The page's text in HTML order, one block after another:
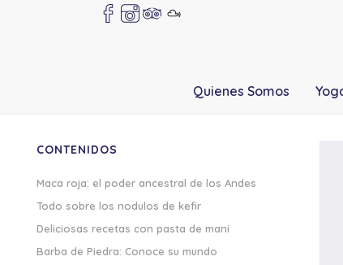
Quienes Somos
CONTENIDOS
Maca roja: el poder ancestral de los Andes
Todo sobre los nodulos de kefir
Deliciosas recetas con pasta de mani
Barba de Piedra: Conoce su mundo